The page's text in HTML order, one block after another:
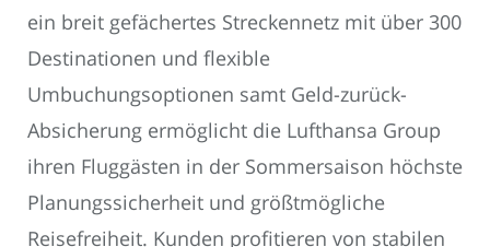
ein breit gefächertes Streckennetz mit über 300
Destinationen und flexible
Umbuchungsoptionen samt Geld-zurück-
Absicherung ermöglicht die Lufthansa Group
ihren Fluggästen in der Sommersaison höchste
Planungssicherheit und größtmögliche
Reisefreiheit. Kunden profitieren von stabilen